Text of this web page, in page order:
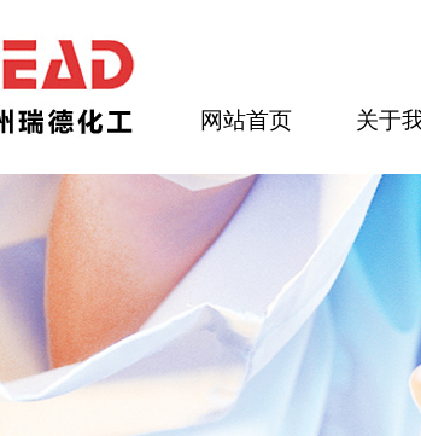
网站首页 关于